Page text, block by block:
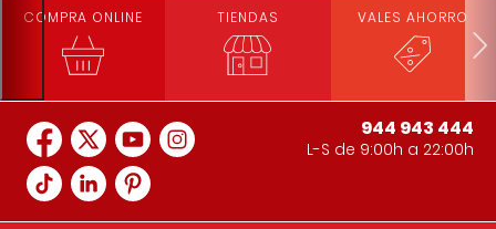
COMPRA ONLINE TIENDAS VALES AHORRO
944 943 444
L-S de 9:00h a 22:00h